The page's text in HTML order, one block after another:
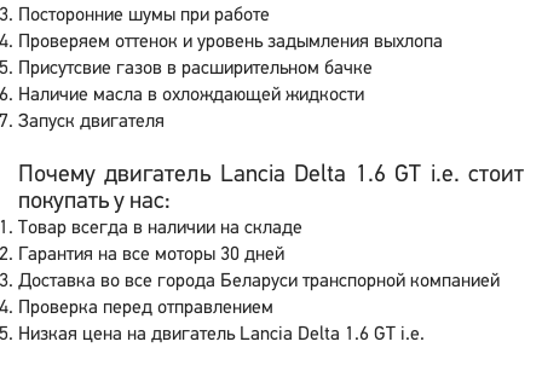
Посторонние шумы при работе
Проверяем оттенок и уровень задымления выхлопа
Присутсвие газов в расширительном бачке
Наличие масла в охлождающей жидкости
Запуск двигателя
Почему двигатель Lancia Delta 1.6 GT i.e. стоит
покупать у нас:
Товар всегда в наличии на складе
Гарантия на все моторы 30 дней
Доставка во все города Беларуси транспорной компанией
Проверка перед отправлением
Низкая цена на двигатель Lancia Delta 1.6 GT i.e.